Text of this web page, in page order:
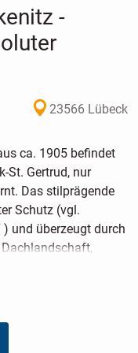
-
23566 Lübeck
ca. 1905 befindet
St. Gertrud, nur
Das stilprägende
Schutz (vgl.
und überzeugt durch
aufgeteilt
bietet insgesamt